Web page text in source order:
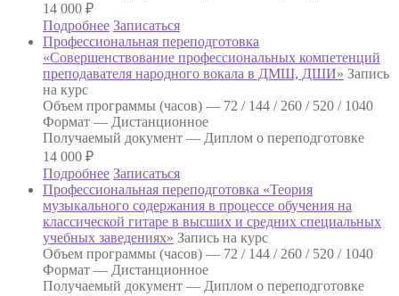
14 000 ₽
Подробнее Записаться
Профессиональная переподготовка
«Совершенствование профессиональных компетенций
преподавателя народного вокала в ДМШ, ДШИ» Запись
на курс
Объем программы (часов) — 72 / 144 / 260 / 520 / 1040
Формат — Дистанционное
Получаемый документ — Диплом о переподготовке
14 000 ₽
Подробнее Записаться
Профессиональная переподготовка «Теория
музыкального содержания в процессе обучения на
классической гитаре в высших и средних специальных
учебных заведениях» Запись на курс
Объем программы (часов) — 72 / 144 / 260 / 520 / 1040
Формат — Дистанционное
Получаемый документ — Диплом о переподготовке